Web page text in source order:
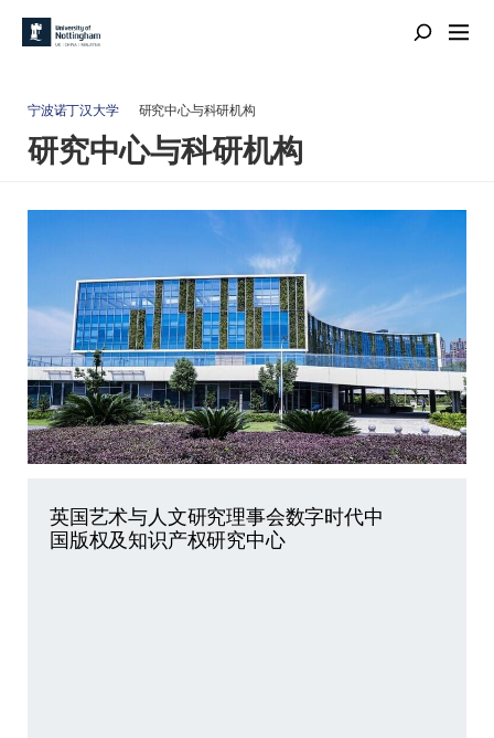
宁波诺丁汉大学 研究中心与科研机构
研究中心与科研机构
英国艺术与人文研究理事会数字时代中
国版权及知识产权研究中心